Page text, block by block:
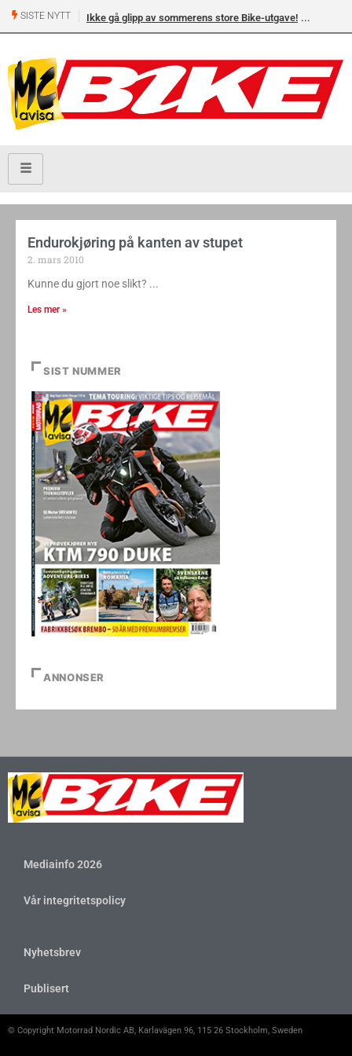
SISTE NYTT Ikke gå glipp av sommerens store Bike-utgave!
Endurokjøring på kanten av stupet
2. mars 2010
Kunne du gjort noe slikt?
Les mer »
SIST NUMMER
ANNONSER
Mediainfo 2026
Vår integritetspolicy
Nyhetsbrev
Publisert
© Copyright Motorrad Nordic AB, Karlavägen 96, 115 26 Stockholm, Sweden